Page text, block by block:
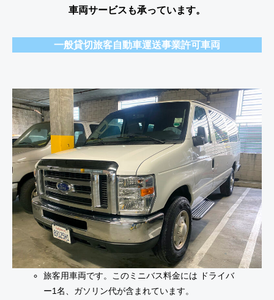
車両サービスも承っています。
一般貸切旅客自動車運送事業許可車両
旅客用車両です。このミニバス料金には ドライバ
ー1名、ガソリン代が含まれています。